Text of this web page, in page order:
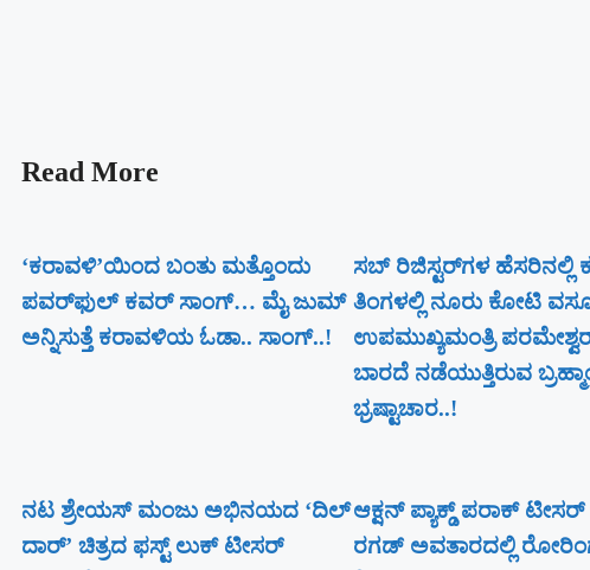
Read More
‘ಕರಾವಳಿ’ಯಿಂದ ಬಂತು ಮತ್ತೊಂದು
ಪವರ್‌ಫುಲ್ ಕವರ್ ಸಾಂಗ್… ಮೈ ಜುಮ್
ಅನ್ನಿಸುತ್ತೆ ಕರಾವಳಿಯ ಓಡಾ.. ಸಾಂಗ್‌..!
ಸಬ್ ರಿಜಿಸ್ಟರ್​ಗಳ ಹೆಸರಿನಲ್ಲಿ
ತಿಂಗಳಲ್ಲಿ ನೂರು ಕೋಟಿ
ಉಪಮುಖ್ಯಮಂತ್ರಿ
ಬಾರದೆ ನಡೆಯುತ್ತಿರುವ
ಭ್ರಷ್ಟಾಚಾರ..!
ನಟ ಶ್ರೇಯಸ್ ಮಂಜು ಅಭಿನಯದ ‘ದಿಲ್
ದಾರ್’ ಚಿತ್ರದ ಫಸ್ಟ್ ಲುಕ್ ಟೀಸರ್
ಆಕ್ಷನ್ ಪ್ಯಾಕ್ಡ್ ಪರಾಕ್
ರಗಡ್ ಅವತಾರದಲ್ಲಿ